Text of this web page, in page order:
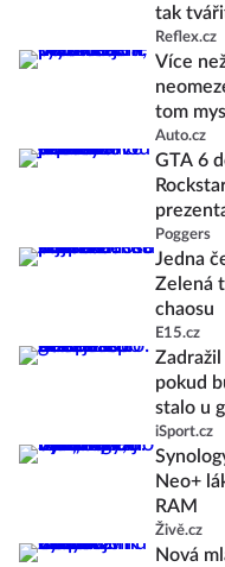
tak
Reflex.cz
Více
tom
Auto.cz
GTA 6
Poggers
Jedna
Zelená
chaosu
E15.cz
pokud
stalo u
iSport.cz
Neo+
RAM
Živě.cz
Nová